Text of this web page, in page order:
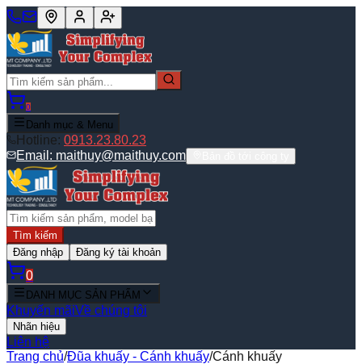
0
Danh mục & Menu
Hotline: 0913.23.80.23
Email: maithuy@maithuy.com
Tìm kiếm
Đăng nhập
Đăng ký tài khoản
0
DANH MỤC SẢN PHẨM
Khuyến mãiVề chúng tôi
Nhãn hiệu
Liên hệ
Trang chủ/Đũa khuấy - Cánh khuấy/Cánh khuấy